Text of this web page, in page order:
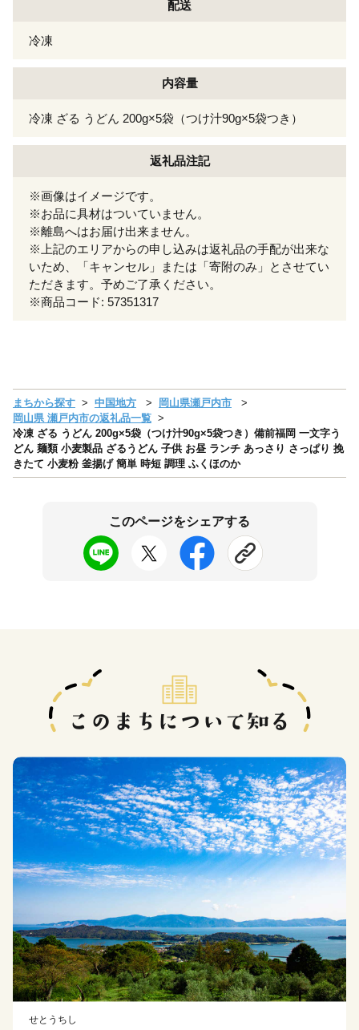
配送
冷凍
内容量
冷凍 ざる うどん 200g×5袋（つけ汁90g×5袋つき）
返礼品注記
※画像はイメージです。
※お品に具材はついていません。
※離島へはお届け出来ません。
※上記のエリアからの申し込みは返礼品の手配が出来な
いため、「キャンセル」または「寄附のみ」とさせてい
ただきます。予めご了承ください。
※商品コード: 57351317
まちから探す 中国地方
岡山県瀬戸内市
岡山県 瀬戸内市の返礼品一覧
冷凍 ざる うどん 200g×5袋（つけ汁90g×5袋つき）備前福岡 一文字う
どん 麺類 小麦製品 ざるうどん 子供 お昼 ランチ あっさり さっぱり 挽
きたて 小麦粉 釜揚げ 簡単 時短 調理 ふくほのか
このページをシェアする
せとうちし